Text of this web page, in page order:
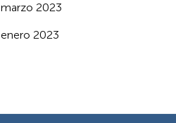
marzo 2023
enero 2023